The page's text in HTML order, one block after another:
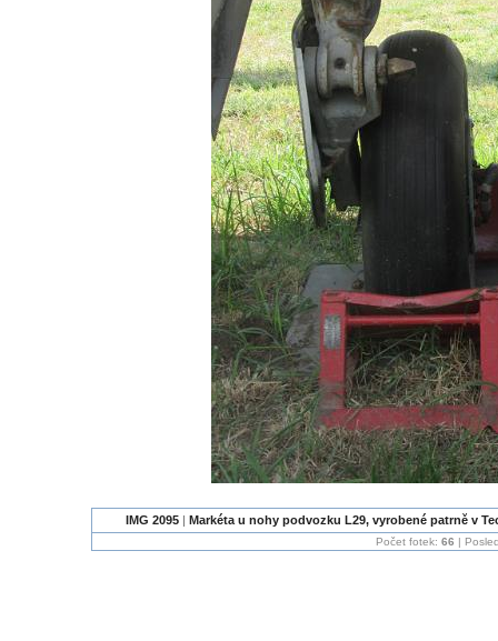
IMG 2095| Markéta u nohy podvozku L29, vyrobené patrně v
Počet fotek: 66 |